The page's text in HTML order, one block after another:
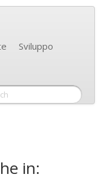
Sviluppo
in: